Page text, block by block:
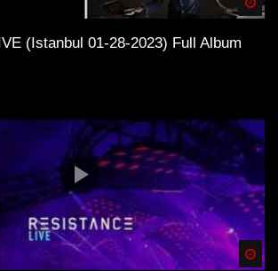
Events verbunden sind, bleibt das
Symbol für kulturelle Vielfalt und
Schönheit von Budapest macht
zu einem unvergesslichen Erlebnis.
Inspiration
(Istanbul 01-28-2023) Full Album